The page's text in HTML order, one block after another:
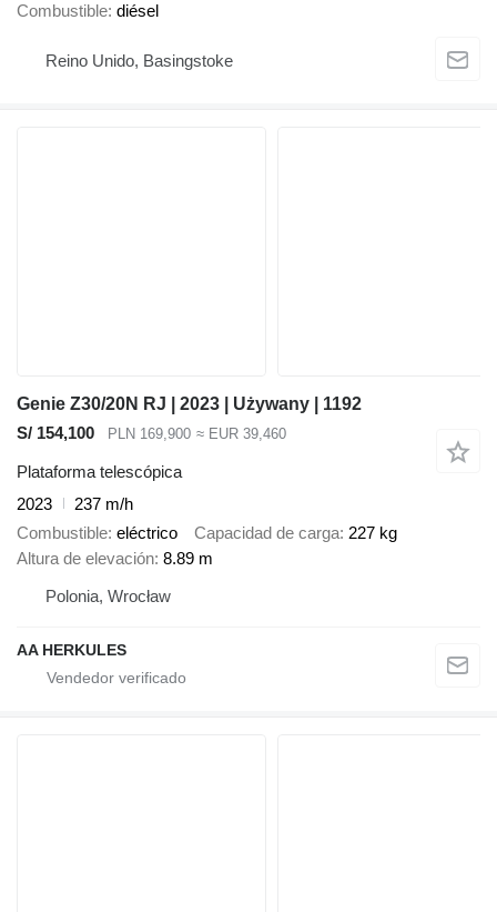
Combustible diésel
Reino Unido, Basingstoke
Genie Z30/20N RJ | 2023 | Używany | 1192
S/ 154,100
PLN 169,900 ≈ EUR 39,460
Plataforma telescópica
2023
237 m/h
Combustible eléctrico Capacidad de carga 227 kg
Altura de elevación 8.89 m
Polonia, Wrocław
AA HERKULES